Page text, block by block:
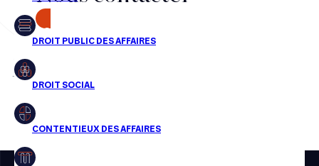
Fiscalité
Droit public des affaires
Droit social
Droit immobilier
Restructuring
transactions, jour après
jour
Aucun résultats pour cette recherche